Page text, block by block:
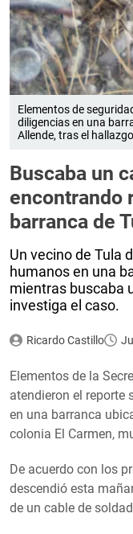
Elementos de
diligencias en una
Allende, tras el
Buscaba un
encontrando
barranca de
Un vecino de Tula
humanos en una
mientras buscaba
investiga el caso.
Ricardo Castillo
Elementos de la
atendieron el reporte
en una barranca
colonia El Carmen,
De acuerdo con los
descendió esta
de un cable de